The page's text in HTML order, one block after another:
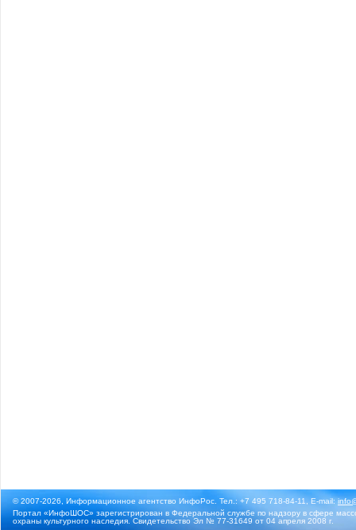
© 2007-2026, Информационное агентство ИнфоРос. Тел.: +7 495 718-84-11, E-mail:
Портал «ИнфоШОС» зарегистрирован в Федеральной службе по надзору в сфере
охраны культурного наследия. Свидетельство Эл № 77-31649 от 04 апреля 2008 г.